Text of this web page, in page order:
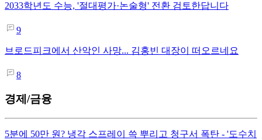
2033학년도 수능, '절대평가·논술형' 전환 검토한답니다
9
브로드피크에서 산악인 사망... 김홍빈 대장이 떠오르네요
8
경제/금융
5분에 50만 원? 냉각 스프레이 쓱 뿌리고 청구서 폭탄 - '도수치